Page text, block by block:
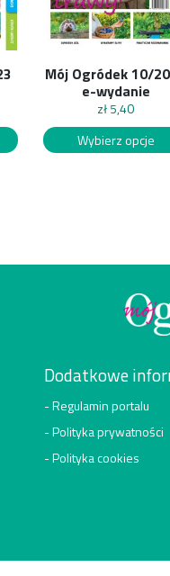
Mój Ogródek 10/
e-wydanie
zł5,40
Wybierz opcje
Dodatkowe
Regulamin portalu
Polityka prywatności
Polityka cookies